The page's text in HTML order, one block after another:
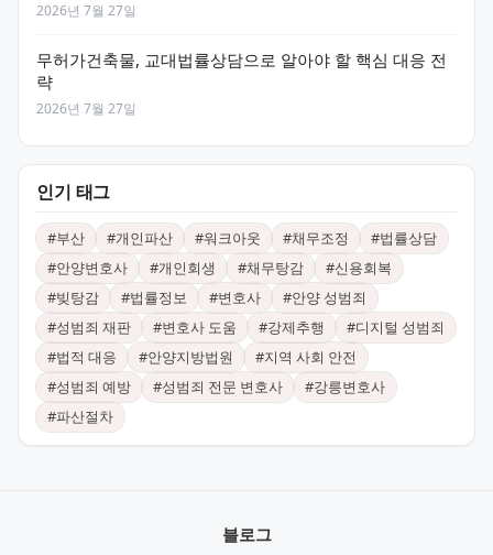
2026년 7월 27일
무허가건축물, 교대법률상담으로 알아야 할 핵심 대응 전
략
2026년 7월 27일
인기 태그
#부산 #개인파산 #워크아웃 #채무조정 #법률상담
#안양변호사 #개인회생 #채무탕감 #신용회복
#빚탕감 #법률정보 #변호사 #안양 성범죄
#성범죄 재판 #변호사 도움 #강제추행 #디지털 성범죄
#법적 대응 #안양지방법원 #지역 사회 안전
#성범죄 예방 #성범죄 전문 변호사 #강릉변호사
#파산절차
블로그